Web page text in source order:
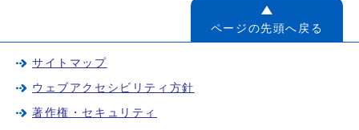
ページの先頭へ戻る
サイトマップ
ウェブアクセシビリティ方針
著作権・セキュリティ